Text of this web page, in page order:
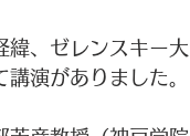
緯、ゼレンスキー大
演がありました。